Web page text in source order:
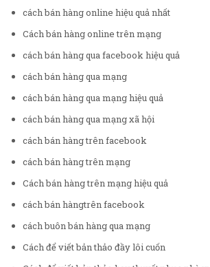
cách bán hàng online hiệu quả nhất
Cách bán hàng online trên mạng
cách bán hàng qua facebook hiệu quả
cách bán hàng qua mạng
cách bán hàng qua mạng hiệu quả
cách bán hàng qua mạng xã hội
cách bán hàng trên facebook
cách bán hàng trên mạng
Cách bán hàng trên mạng hiệu quả
cách bán hàngtrên facebook
cách buôn bán hàng qua mạng
Cách để viết bản thảo đầy lôi cuốn